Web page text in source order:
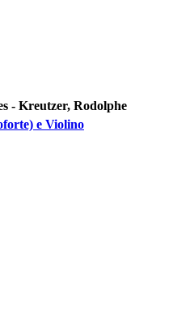
- Kreutzer, Rodolphe
e Violino